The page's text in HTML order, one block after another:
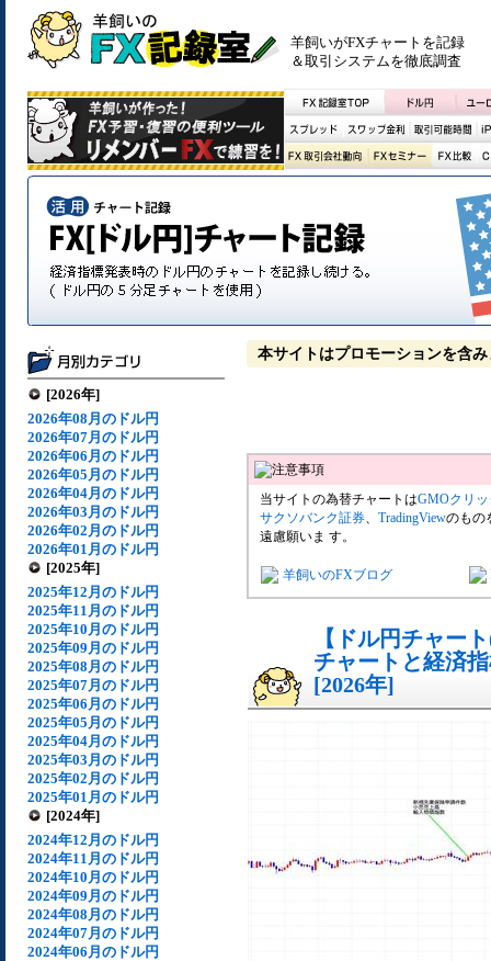
羊飼いがFXチャートを記録
＆取引システムを徹底調査
[2026年]
2026年08月のドル円
2026年07月のドル円
2026年06月のドル円
2026年05月のドル円
2026年04月のドル円
2026年03月のドル円
2026年02月のドル円
2026年01月のドル円
[2025年]
2025年12月のドル円
2025年11月のドル円
2025年10月のドル円
2025年09月のドル円
2025年08月のドル円
2025年07月のドル円
2025年06月のドル円
2025年05月のドル円
2025年04月のドル円
2025年03月のドル円
2025年02月のドル円
2025年01月のドル円
[2024年]
2024年12月のドル円
2024年11月のドル円
2024年10月のドル円
2024年09月のドル円
2024年08月のドル円
2024年07月のドル円
2024年06月のドル円
本サイトはプロモーションを含み
当サイトの為替チャートはGMOクリ
サクソバンク証券、 TradingViewのもの
遠慮願いま す。
羊飼いのFXブログ
【ドル円チャー
チャートと経済
[2026年]